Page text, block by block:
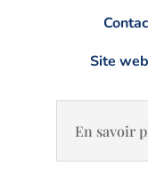
Site
En savoir